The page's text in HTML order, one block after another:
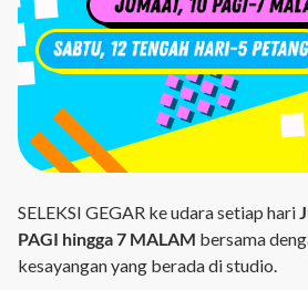
SELEKSI GEGAR ke udara setiap hari
PAGI hingga 7 MALAM bersama
kesayangan yang berada di studio.